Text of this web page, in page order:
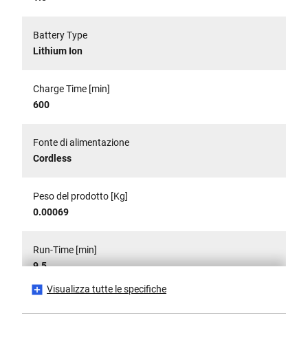
Battery Type
Lithium Ion
Charge Time [min]
600
Fonte di alimentazione
Cordless
Peso del prodotto [Kg]
0.00069
Run-Time [min]
9.5
Visualizza tutte le specifiche